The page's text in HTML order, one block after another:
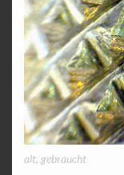
alt, gebraucht